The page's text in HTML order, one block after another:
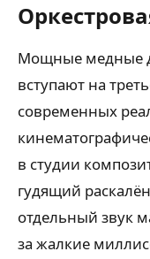
Мощные медные
вступают на
современных
в студии
гудящий
отдельный звук
за жалкие